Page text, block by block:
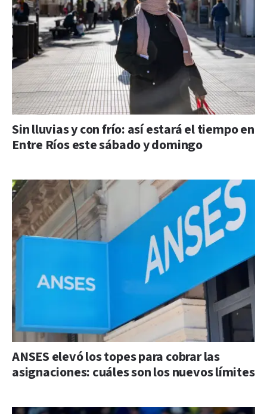
Sin lluvias y con frío: así estará el tiempo en
Entre Ríos este sábado y domingo
ANSES elevó los topes para cobrar las
asignaciones: cuáles son los nuevos límites